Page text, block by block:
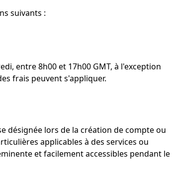
suivants :
entre 8h00 et 17h00 GMT, à l'exception
frais peuvent s'appliquer.
désignée lors de la création de compte ou
applicables à des services ou
et facilement accessibles pendant le